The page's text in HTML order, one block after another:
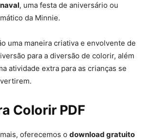
, uma festa de aniversário ou
da Minnie.
uma maneira criativa e envolvente de
para a diversão de colorir, além
atividade extra para as crianças se
Colorir PDF
oferecemos o download gratuito